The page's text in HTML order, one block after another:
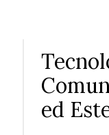
ed